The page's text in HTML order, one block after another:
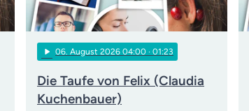
play_arrow 06 . August 2026 04:00 · 01:23
Die Taufe von Felix (Claudia
Kuchenbauer)